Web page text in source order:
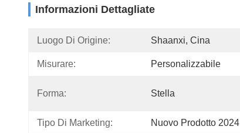
Informazioni Dettagliate
Luogo Di Origine: Shaanxi, Cina
Misurare: Personalizzabile
Forma: Stella
Tipo Di Marketing: Nuovo Prodotto 2024